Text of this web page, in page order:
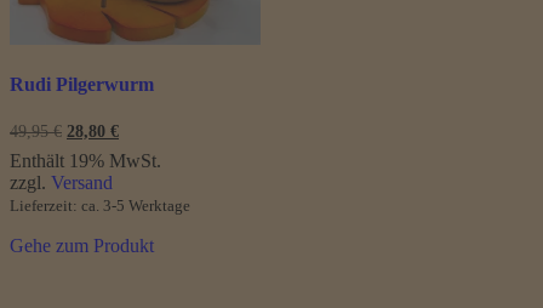
Rudi Pilgerwurm
49,95€ Ursprünglicher
war:
49,95 €
28,80 €Aktueller
ist:
Enthält 19% MwSt.
zzgl. Versand
Lieferzeit: ca. 3-5 Werktage
Gehe zum Produkt